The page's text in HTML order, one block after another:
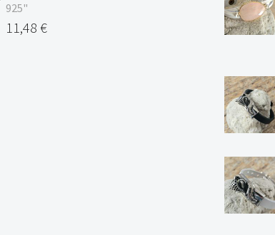
17,00 €.
on:
15,00 €.
925"
Algne
11,48 €